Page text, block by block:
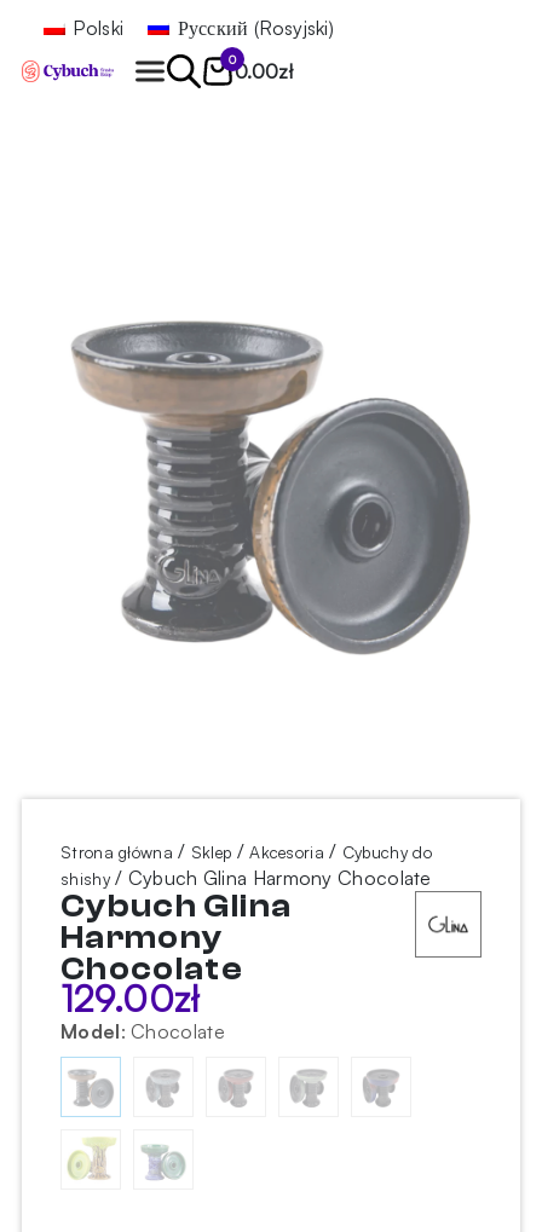
Polski Русский (Rosyjski)
0
0.00zł
Strona główna / Sklep /Akcesoria / Cybuchy do
shishy/ Cybuch Glina Harmony Chocolate
Cybuch Glina
Harmony
Chocolate
129.00zł
Model: Chocolate